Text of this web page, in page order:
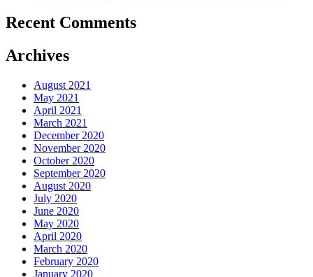
Recent Comments
Archives
August 2021
May 2021
April 2021
March 2021
December 2020
November 2020
October 2020
September 2020
August 2020
July 2020
June 2020
May 2020
April 2020
March 2020
February 2020
January 2020